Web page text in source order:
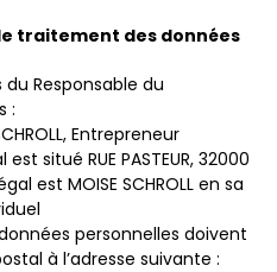
traitement des données
Responsable du
:
Entrepreneur
situé RUE PASTEUR, 32000
est MOISE SCHROLL en sa
personnelles doivent
à l’adresse suivante :